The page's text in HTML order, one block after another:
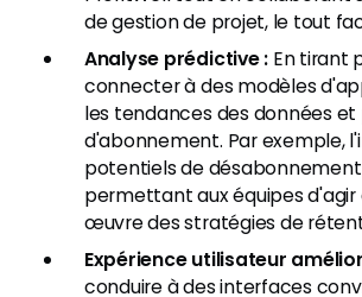
de gestion de projet, le tout
Analyse prédictive : En tirant
connecter à des modèles
les tendances des données
d'abonnement. Par exemple,
potentiels de
permettant aux équipes
œuvre des stratégies de
Expérience utilisateur
conduire à des interfaces